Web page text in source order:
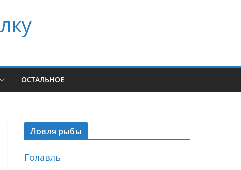
ОСТАЛЬНОЕ
Ловля рыбы
Голавль